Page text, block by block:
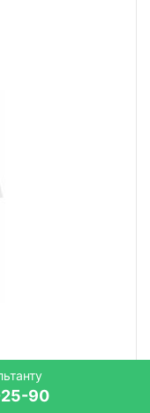
Bern O050FL-
90